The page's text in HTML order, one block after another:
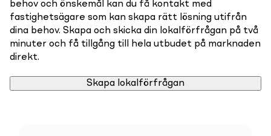
behov och önskemål kan du få kontakt med
fastighetsägare som kan skapa rätt lösning utifrån
dina behov. Skapa och skicka din lokalförfrågan på två
minuter och få tillgång till hela utbudet på marknaden
direkt.
Skapa lokalförfrågan